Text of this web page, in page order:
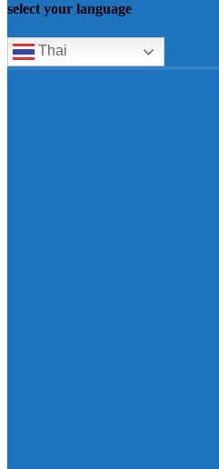
select your language
Thai